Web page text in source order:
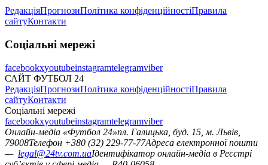
РедакціяПрогнозиПолітика конфіденційностіПравила
сайтуКонтакти
Соціальні мережі
facebookxyoutubeinstagramtelegramviber
САЙТ ФУТБОЛ 24
РедакціяПрогнозиПолітика конфіденційностіПравила
сайтуКонтакти
Соціальні мережі
facebookxyoutubeinstagramtelegramviber
Онлайн-медіа «Футбол 24»пл. Галицька, буд. 15, м. Львів,
79008Телефон +380 (32) 229-77-77Адреса електронної пошти
— legal@24tv.com.uaІдентифікатор онлайн-медіа в Реєстрі